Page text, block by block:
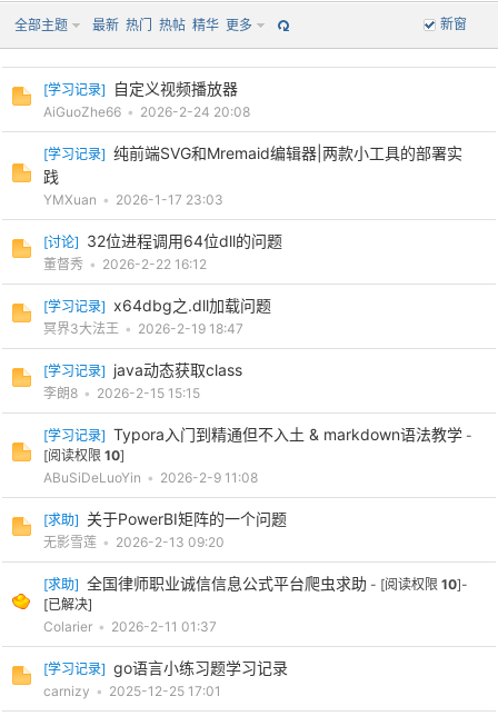
破
解
新窗
全部主题 最新 热门 热帖 精华 更多
[学习记录] 自定义视频播放器
AiGuoZhe66 • 2026-2-24 20:08
[学习记录] 纯前端SVG和Mremaid编辑器|两款小工具的部署实
践
YMXuan • 2026-1-17 23:03
[讨论] 32位进程调用64位dll的问题
董督秀 • 2026-2-22 16:12
[学习记录] x64dbg之.dll加载问题
冥界3大法王 • 2026-2-19 18:47
[学习记录] java动态获取class
李朗8 • 2026-2-15 15:15
[学习记录] Typora入门到精通但不入土 & markdown语法教学 -
[阅读权限 10]
ABuSiDeLuoYin • 2026-2-9 11:08
[求助] 关于PowerBI矩阵的一个问题
无影雪莲 • 2026-2-13 09:20
[求助] 全国律师职业诚信信息公式平台爬虫求助 - [阅读权限 10]-
[已解决]
Colarier • 2026-2-11 01:37
[学习记录] go语言小练习题学习记录
carnizy • 2025-12-25 17:01